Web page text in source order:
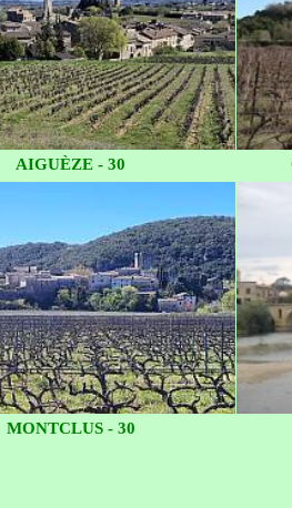
AIGUÈZE - 30
MONTCLUS - 30